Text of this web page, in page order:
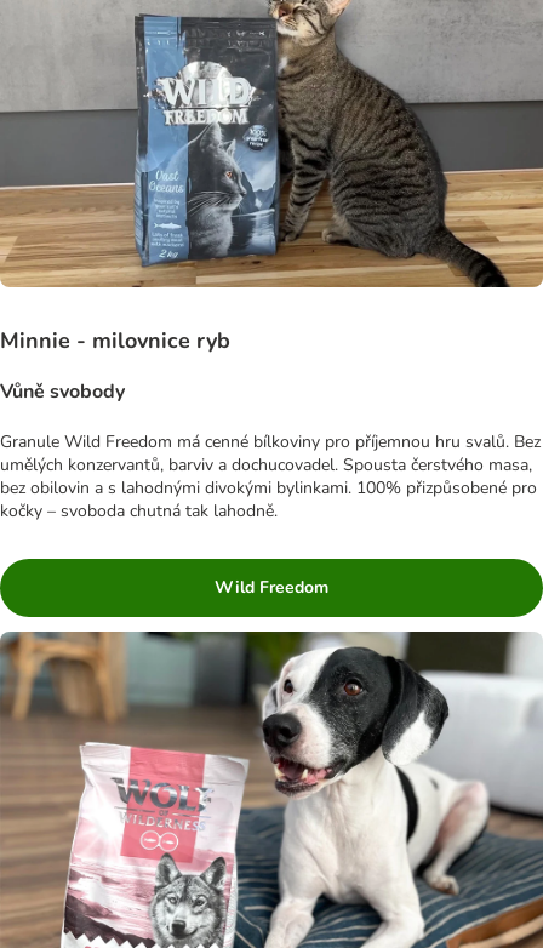
Minnie - milovnice ryb
Vůně svobody
Granule Wild Freedom má cenné bílkoviny pro příjemnou hru svalů. Bez
umělých konzervantů, barviv a dochucovadel. Spousta čerstvého masa,
bez obilovin a s lahodnými divokými bylinkami. 100% přizpůsobené pro
kočky – svoboda chutná tak lahodně.
Wild Freedom